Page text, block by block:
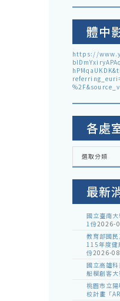
體中
https://
各處
各
室
選取分類
最新
國立臺南
1份2026-
教育部國
115年度健
份2026-
國立高雄
船模創客大
桃園市立
校計畫「